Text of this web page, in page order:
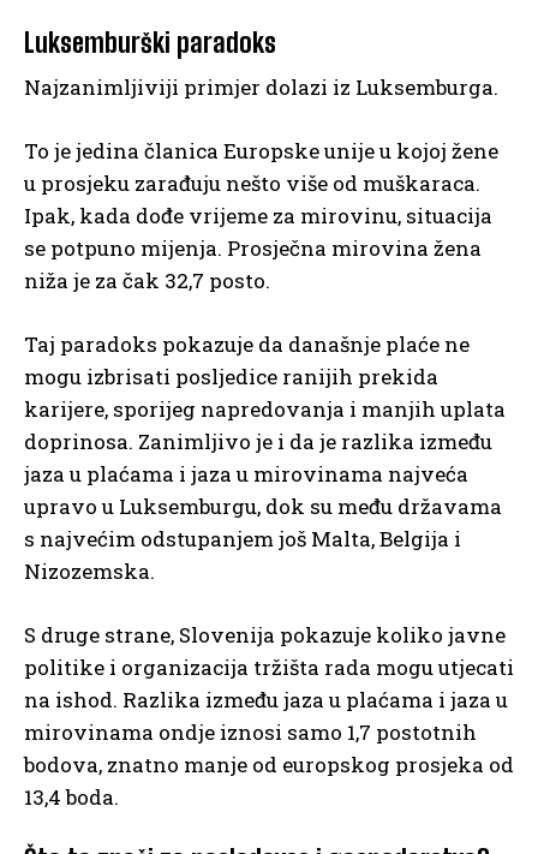
Luksemburški paradoks
Najzanimljiviji primjer dolazi iz Luksemburga.
To je jedina članica Europske unije u kojoj žene
u prosjeku zarađuju nešto više od muškaraca.
Ipak, kada dođe vrijeme za mirovinu, situacija
se potpuno mijenja. Prosječna mirovina žena
niža je za čak 32,7 posto.
Taj paradoks pokazuje da današnje plaće ne
mogu izbrisati posljedice ranijih prekida
karijere, sporijeg napredovanja i manjih uplata
doprinosa. Zanimljivo je i da je razlika između
jaza u plaćama i jaza u mirovinama najveća
upravo u Luksemburgu, dok su među državama
s najvećim odstupanjem još Malta, Belgija i
Nizozemska.
S druge strane, Slovenija pokazuje koliko javne
politike i organizacija tržišta rada mogu utjecati
na ishod. Razlika između jaza u plaćama i jaza u
mirovinama ondje iznosi samo 1,7 postotnih
bodova, znatno manje od europskog prosjeka od
13,4 boda.